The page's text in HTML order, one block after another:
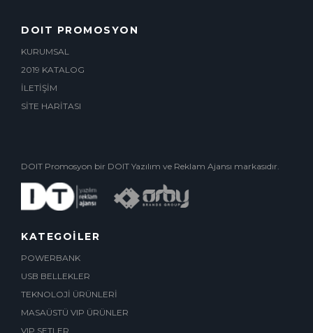
DOIT PROMOSYON
KURUMSAL
2019 KATALOG
İLETİŞİM
SİTE HARİTASI
DOIT Promosyon bir DOIT Yazılım ve Reklam Ajansı markasıdır.
KATEGOİLER
POWERBANK
USB BELLEKLER
TEKNOLOJİ ÜRÜNLERİ
MASAÜSTÜ VIP ÜRÜNLER
VIP SETLER